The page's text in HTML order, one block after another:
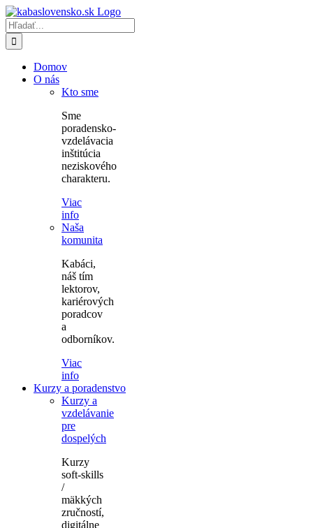
Skip
to
content
Hľadať:
Domov
O nás
Kto sme
Sme
poradensko-
vzdelávacia
inštitúcia
neziskového
charakteru.
Viac
info
Naša
komunita
Kabáci,
náš tím
lektorov,
kariérových
poradcov
a
odborníkov.
Viac
info
Kurzy a poradenstvo
Kurzy a
vzdelávanie
pre
dospelých
Kurzy
soft-skills
/
mäkkých
zručností,
digitálne